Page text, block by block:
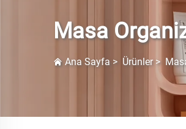
Masa
Ana Sayfa > Ürünler>